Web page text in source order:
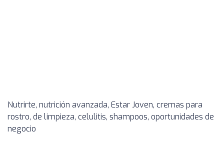
Nutrirte, nutrición avanzada, Estar Joven, cremas para
rostro, de limpieza, celulitis, shampoos, oportunidades de
negocio